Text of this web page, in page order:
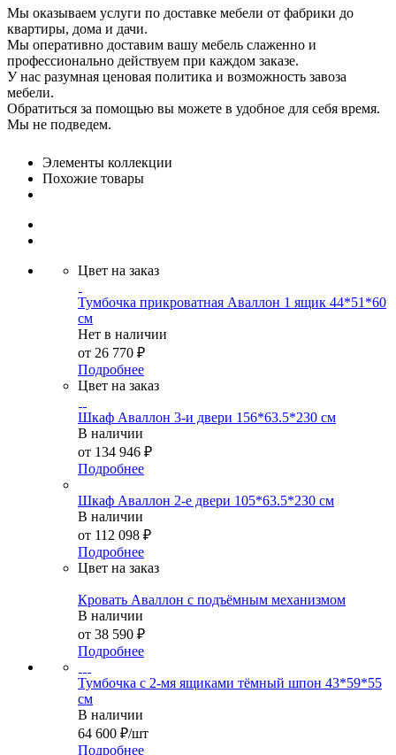
Мы оказываем услуги по доставке мебели от фабрики до
квартиры, дома и дачи.
Мы оперативно доставим вашу мебель слаженно и
профессионально действуем при каждом заказе.
У нас разумная ценовая политика и возможность завоза
мебели.
Обратиться за помощью вы можете в удобное для себя время.
Мы не подведем.
Элементы коллекции
Похожие товары
Цвет на заказ
Тумбочка прикроватная Аваллон 1 ящик 44*51*60
см
Нет в наличии
от 26 770 ₽
Подробнее
Цвет на заказ
Шкаф Аваллон 3-и двери 156*63.5*230 см
В наличии
от 134 946 ₽
Подробнее
Шкаф Аваллон 2-е двери 105*63.5*230 см
В наличии
от 112 098 ₽
Подробнее
Цвет на заказ
Кровать Аваллон с подъёмным механизмом
В наличии
от 38 590 ₽
Подробнее
Тумбочка с 2-мя ящиками тёмный шпон 43*59*55
см
В наличии
64 600 ₽/шт
Подробнее